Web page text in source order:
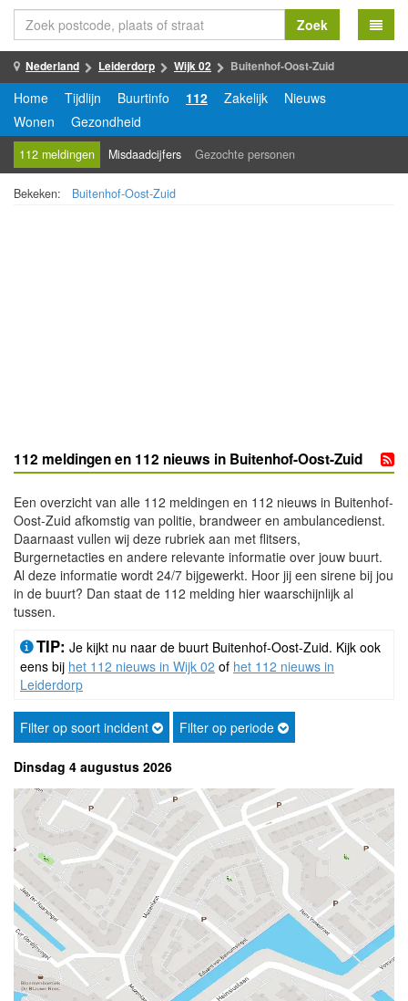
Zoek
Nederland Leiderdorp Wijk 02 Buitenhof-Oost-Zuid
Home Tijdlijn Buurtinfo 112 Zakelijk
Nieuws
Wonen
Gezondheid
112 meldingen Misdaadcijfers Gezochte personen
Bekeken: Buitenhof-Oost-Zuid
112 meldingen en 112 nieuws in Buitenhof-Oost-Zuid
Een overzicht van alle 112 meldingen en 112 nieuws in Buitenhof-
Oost-Zuid afkomstig van politie, brandweer en ambulancedienst.
Daarnaast vullen wij deze rubriek aan met flitsers,
Burgernetacties en andere relevante informatie over jouw buurt.
Al deze informatie wordt 24/7 bijgewerkt. Hoor jij een sirene bij jou
in de buurt? Dan staat de 112 melding hier waarschijnlijk al
tussen.
TIP: Je kijkt nu naar de buurt Buitenhof-Oost-Zuid. Kijk ook
eens bij het 112 nieuws in Wijk 02 of het 112 nieuws in
Leiderdorp
Filter op soort incident Filter op periode
Dinsdag 4 augustus 2026